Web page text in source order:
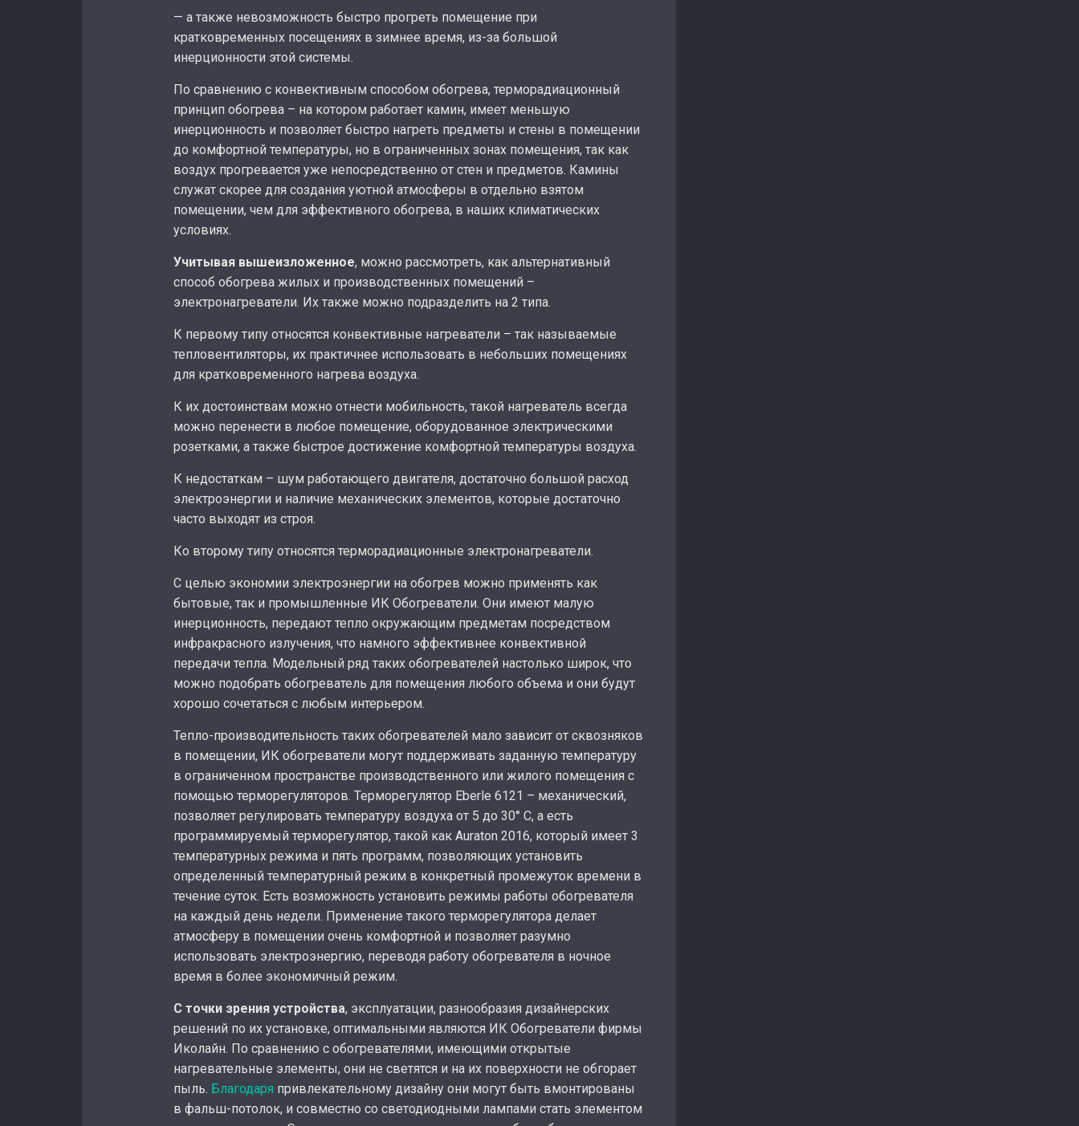
— а также невозможность быстро прогреть помещение при
кратковременных посещениях в зимнее время, из-за большой
инерционности этой системы.
По сравнению с конвективным способом обогрева, терморадиационный
принцип обогрева – на котором работает камин, имеет меньшую
инерционность и позволяет быстро нагреть предметы и стены в помещении
до комфортной температуры, но в ограниченных зонах помещения, так как
воздух прогревается уже непосредственно от стен и предметов. Камины
служат скорее для создания уютной атмосферы в отдельно взятом
помещении, чем для эффективного обогрева, в наших климатических
условиях.
Учитывая вышеизложенное, можно рассмотреть, как альтернативный
способ обогрева жилых и производственных помещений –
электронагреватели. Их также можно подразделить на 2 типа.
К первому типу относятся конвективные нагреватели – так называемые
тепловентиляторы, их практичнее использовать в небольших помещениях
для кратковременного нагрева воздуха.
К их достоинствам можно отнести мобильность, такой нагреватель всегда
можно перенести в любое помещение, оборудованное электрическими
розетками, а также быстрое достижение комфортной температуры воздуха.
К недостаткам – шум работающего двигателя, достаточно большой расход
электроэнергии и наличие механических элементов, которые достаточно
часто выходят из строя.
Ко второму типу относятся терморадиационные электронагреватели.
С целью экономии электроэнергии на обогрев можно применять как
бытовые, так и промышленные ИК Обогреватели. Они имеют малую
инерционность, передают тепло окружающим предметам посредством
инфракрасного излучения, что намного эффективнее конвективной
передачи тепла. Модельный ряд таких обогревателей настолько широк, что
можно подобрать обогреватель для помещения любого объема и они будут
хорошо сочетаться с любым интерьером.
Тепло-производительность таких обогревателей мало зависит от сквозняков
в помещении, ИК обогреватели могут поддерживать заданную температуру
в ограниченном пространстве производственного или жилого помещения с
помощью терморегуляторов. Терморегулятор Eberle 6121 – механический,
позволяет регулировать температуру воздуха от 5 до 30° С, а есть
программируемый терморегулятор, такой как Auraton 2016, который имеет 3
температурных режима и пять программ, позволяющих установить
определенный температурный режим в конкретный промежуток времени в
течение суток. Есть возможность установить режимы работы обогревателя
на каждый день недели. Применение такого терморегулятора делает
атмосферу в помещении очень комфортной и позволяет разумно
использовать электроэнергию, переводя работу обогревателя в ночное
время в более экономичный режим.
С точки зрения устройства, эксплуатации, разнообразия дизайнерских
решений по их установке, оптимальными являются ИК Обогреватели фирмы
Иколайн. По сравнению с обогревателями, имеющими открытые
нагревательные элементы, они не светятся и на их поверхности не обгорает
пыль. Благодаря привлекательному дизайну они могут быть вмонтированы
в фальш-потолок, и совместно со светодиодными лампами стать элементом